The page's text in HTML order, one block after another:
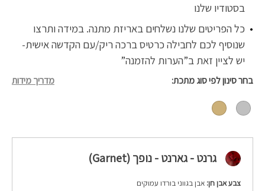
בסטודיו שלנו
כל הפריטים שלנו נשלחים באריזת מתנה. במידה ותרצו
שנוסיף לכם לחבילה כרטיס ברכה ריק/עם הקדשה אישית-
יש לציין זאת ב”הערות להזמנה”
בחר סינון לפי סוג מתכת מדריך מידות
גרנט - גארנט - נופך (Garnet)
צבע אבן חן: אבן בגווני בורדו עמוקים